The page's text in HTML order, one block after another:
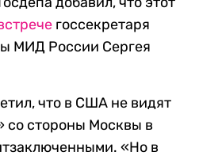
госсекретаря
МИД России Сергея
что в США не видят
стороны Москвы в
«Но в